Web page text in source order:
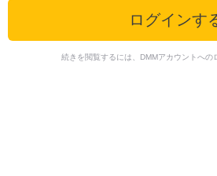
ログインす
続きを閲覧するには、DMMアカウントへの